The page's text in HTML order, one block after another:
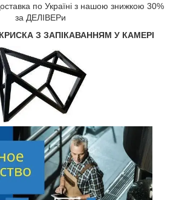
по Україні з нашою знижкою 30%
за ДЕЛІВЕРи
З ЗАПІКАВАННЯМ У КАМЕРІ